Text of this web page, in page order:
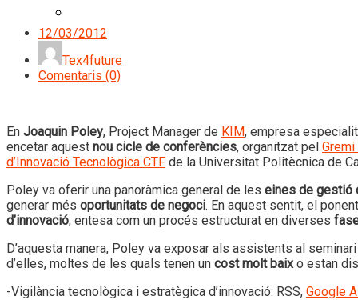
12/03/2012
Tex4future
Comentaris (0)
En Joaquin Poley, Project Manager de KIM, empresa
encetar aquest nou cicle de conferències, organitzat pel
d’Innovació Tecnològica CTF de la Universitat Politècnica de
Poley va oferir una panoràmica general de les eines de gestió
generar més oportunitats de negoci. En aquest sentit, el
d’innovació, entesa com un procés estructurat en diverses
D’aquesta manera, Poley va exposar als assistents al
d’elles, moltes de les quals tenen un cost molt baixo estan
-Vigilància tecnològica i estratègica d’innovació: RSS, Google